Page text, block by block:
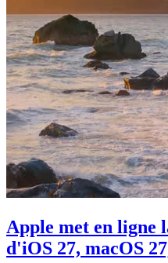
Apple met en ligne
d'iOS 27, macOS